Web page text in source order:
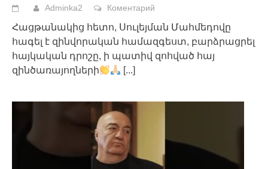
Adminka2 Коментарий
Հացթանակից հետո, Սուլեյման Մահմեդովը
հագել է զինվորական համազգեստ, բարձրացրել
հայկական դրոշը, ի պատիվ զոհված հայ
զինծառայողների
[...]